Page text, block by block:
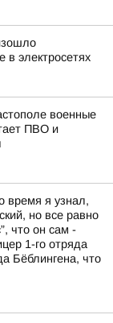
в электросетях
военные
ПВО и
время я узнал,
но все равно
что он сам -
1-го отряда
Бёблингена, что